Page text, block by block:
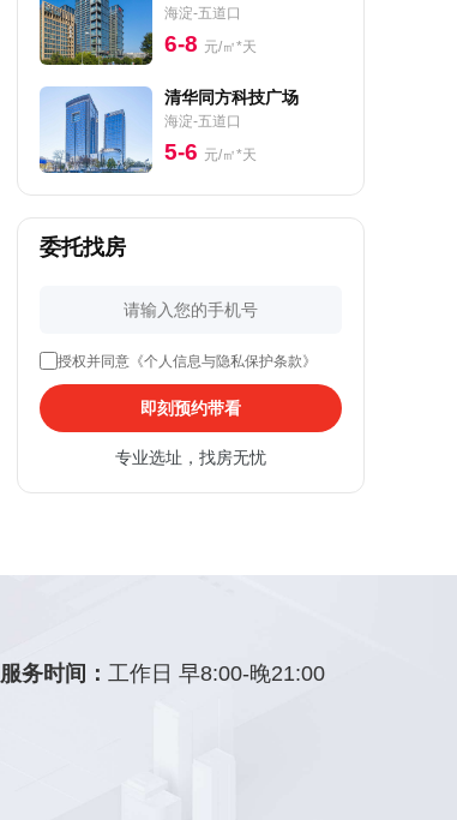
海淀-五道口
6-8 元/㎡*天
清华同方科技广场
海淀-五道口
5-6 元/㎡*天
委托找房
授权并同意《个人信息与隐私保护条款》
即刻预约带看
专业选址，找房无忧
服务时间：工作日 早8:00-晚21:00